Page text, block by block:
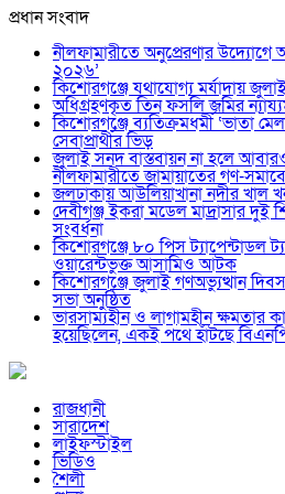
প্রধান সংবাদ
নীলফামারীতে অনুপ্রেরণার উদ্যোগে
২০২৬’
কিশোরগঞ্জে যথাযোগ্য মর্যাদায়
অধিগ্রহণকৃত তিন ফসলি জমির
কিশোরগঞ্জে ব্যতিক্রমধর্মী ‘ভাতা
সেবাপ্রার্থীর ভিড়
জুলাই সনদ বাস্তবায়ন না হলে
নীলফামারীতে জামায়াতের গণ-
জলঢাকায় আউলিয়াখানা নদীর খাল
দেবীগঞ্জ ইকরা মডেল মাদ্রাসার দুই
সংবর্ধনা
কিশোরগঞ্জে ৮০ পিস ট্যাপেন্টাডল
ওয়ারেন্টভুক্ত আসামিও আটক
কিশোরগঞ্জে জুলাই গণঅভ্যুত্থান
সভা অনুষ্ঠিত
ভারসাম্যহীন ও লাগামহীন ক্ষমতার
হয়েছিলেন, একই পথে হাঁটছে
রাজধানী
সারাদেশ
লাইফস্টাইল
ভিডিও
শৈলী